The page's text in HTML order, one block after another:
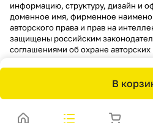
В
информацию, структуру, дизайн и
доменное имя, фирменное
авторского права и прав на
защищены российским
соглашениями об охране авторских